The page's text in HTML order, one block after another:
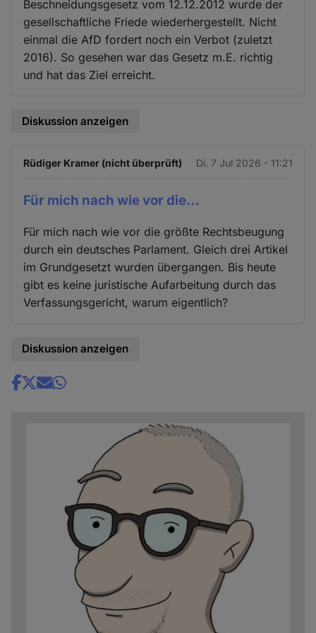
Beschneidungsgesetz vom 12.12.2012 wurde der
gesellschaftliche Friede wiederhergestellt. Nicht
einmal die AfD fordert noch ein Verbot (zuletzt
2016). So gesehen war das Gesetz m.E. richtig
und hat das Ziel erreicht.
Diskussion anzeigen
Rüdiger Kramer (nicht überprüft) Di. 7 Jul 2026 - 11:21
Für mich nach wie vor die…
Für mich nach wie vor die größte Rechtsbeugung
durch ein deutsches Parlament. Gleich drei Artikel
im Grundgesetzt wurden übergangen. Bis heute
gibt es keine juristische Aufarbeitung durch das
Verfassungsgericht, warum eigentlich?
Diskussion anzeigen
Share